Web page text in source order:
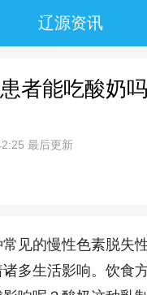
辽源资讯
者能吃酸奶吗
最后更新
见的慢性色素脱失
多生活影响。饮食